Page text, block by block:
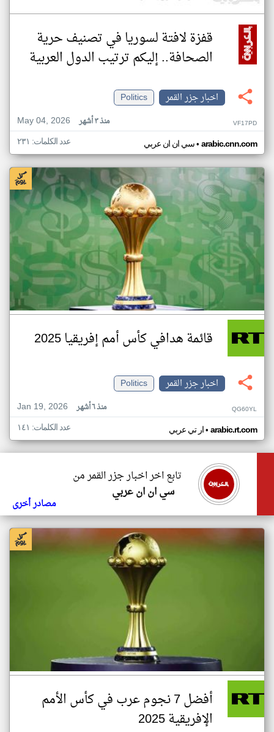
قفزة لافتة لسوريا في تصنيف حرية
الصحافة.. إليكم ترتيب الدول العربية
اخبار جزر القمر
Politics
May 04, 2026
منذ ٣ أشهر VF17PD
سي ان ان عربي• arabic.cnn.com عدد الكلمات: ٢٣١
قائمة هدافي كأس أمم إفريقيا 2025
اخبار جزر القمر
Politics
Jan 19, 2026
منذ ٦ أشهر QG60YL
ار تي عربي• arabic.rt.com عدد الكلمات: ١٤١
تابع اخر اخبار جزر القمر من
سي ان ان عربي
مصادر أخرى
أفضل 7 نجوم عرب في كأس الأمم
الإفريقية 2025